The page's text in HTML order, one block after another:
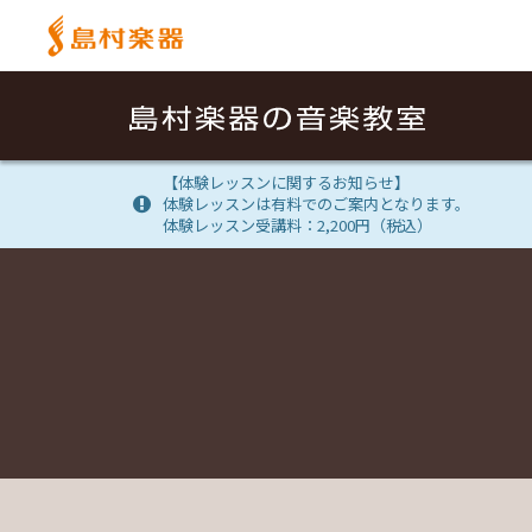
【体験レッスンに関するお知らせ】
体験レッスンは有料でのご案内となります。
体験レッスン受講料：2,200円（税込）